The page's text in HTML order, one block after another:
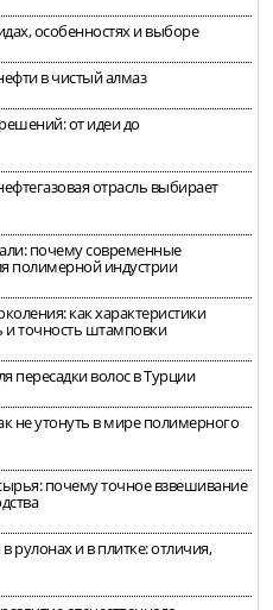
особенностях и выборе
в чистый алмаз
от идеи до
отрасль выбирает
почему современные
полимерной индустрии
как характеристики
и точность штамповки
пересадки волос в Турции
не утонуть в мире полимерного
почему точное взвешивание
и в плитке: отличия,